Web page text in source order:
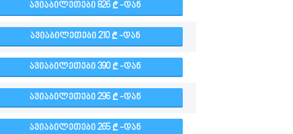
ᲐᲕᲘᲐᲑᲘᲚᲔᲗᲔᲑᲘ 826 -ᲓᲐᲜ
ᲐᲕᲘᲐᲑᲘᲚᲔᲗᲔᲑᲘ 210 -ᲓᲐᲜ
ᲐᲕᲘᲐᲑᲘᲚᲔᲗᲔᲑᲘ 390 -ᲓᲐᲜ
ᲐᲕᲘᲐᲑᲘᲚᲔᲗᲔᲑᲘ 296 -ᲓᲐᲜ
ᲐᲕᲘᲐᲑᲘᲚᲔᲗᲔᲑᲘ 265 -ᲓᲐᲜ